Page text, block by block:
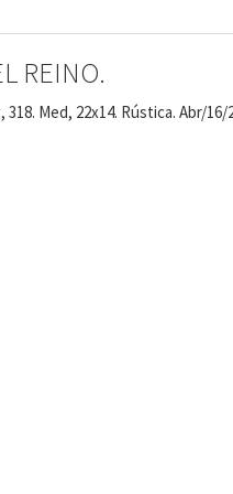
REINO.
318. Med, 22x14. Rústica. Abr/16/